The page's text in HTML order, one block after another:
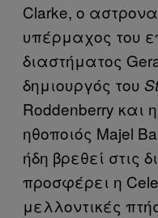
Clarke, ο
υπέρμαχος του
διαστήματος
δημιουργός του
Roddenberry και
ηθοποιός Majel
ήδη βρεθεί στις
προσφέρει η
μελλοντικές